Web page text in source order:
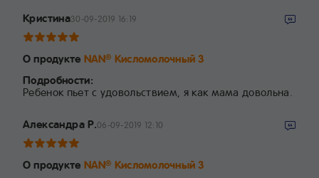
Кристина30-09-2019 16:19
О продукте NAN® Кисломолочный 3
Подробности:
Ребенок пьет с удовольствием, я как мама довольна.
Александра Р.06-09-2019 12:10
О продукте NAN® Кисломолочный 3